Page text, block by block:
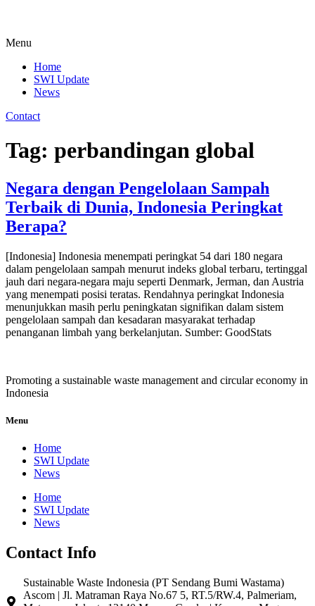
Menu
Home
SWI Update
News
Contact
Tag: perbandingan global
Negara dengan Pengelolaan Sampah
Terbaik di Dunia, Indonesia Peringkat
Berapa?
[Indonesia] Indonesia menempati peringkat 54 dari 180 negara
dalam pengelolaan sampah menurut indeks global terbaru, tertinggal
jauh dari negara-negara maju seperti Denmark, Jerman, dan Austria
yang menempati posisi teratas. Rendahnya peringkat Indonesia
menunjukkan masih perlu peningkatan signifikan dalam sistem
pengelolaan sampah dan kesadaran masyarakat terhadap
penanganan limbah yang berkelanjutan. Sumber: GoodStats
Promoting a sustainable waste management and circular economy in
Indonesia
Menu
Home
SWI Update
News
Home
SWI Update
News
Contact Info
Sustainable Waste Indonesia (PT Sendang Bumi Wastama)
Ascom | Jl. Matraman Raya No.67 5, RT.5/RW.4, Palmeriam,